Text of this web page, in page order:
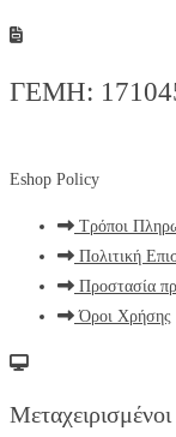
ΓΕΜΗ:
Eshop Policy
Τρόποι
Πολιτική
Προστασία
Όροι Χρήσης